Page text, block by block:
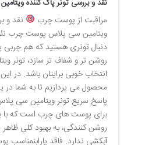
نقد و بررسی تونر پاک کننده
مراقبت از پوست چرب
نقد و
ویتامین سی پلاس پوست چرب
دنبال تونری هستید که هم چربی
روشن تر و شفاف تر سازد، تونر
انتخاب خوبی برایتان باشد. در
محصول می پردازیم تا به شما در
پاسخ سریع تونر ویتامین سی
برای پوست های چرب است که با
روشن کنندگی، به بهبود کلی
آبکشی ندارد. فاقد پارابنمناسب